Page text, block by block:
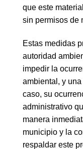
que este
sin permisos de
Estas medidas
autoridad
impedir la
ambiental, y
caso, su
administrativo
manera
municipio y la
respaldar este